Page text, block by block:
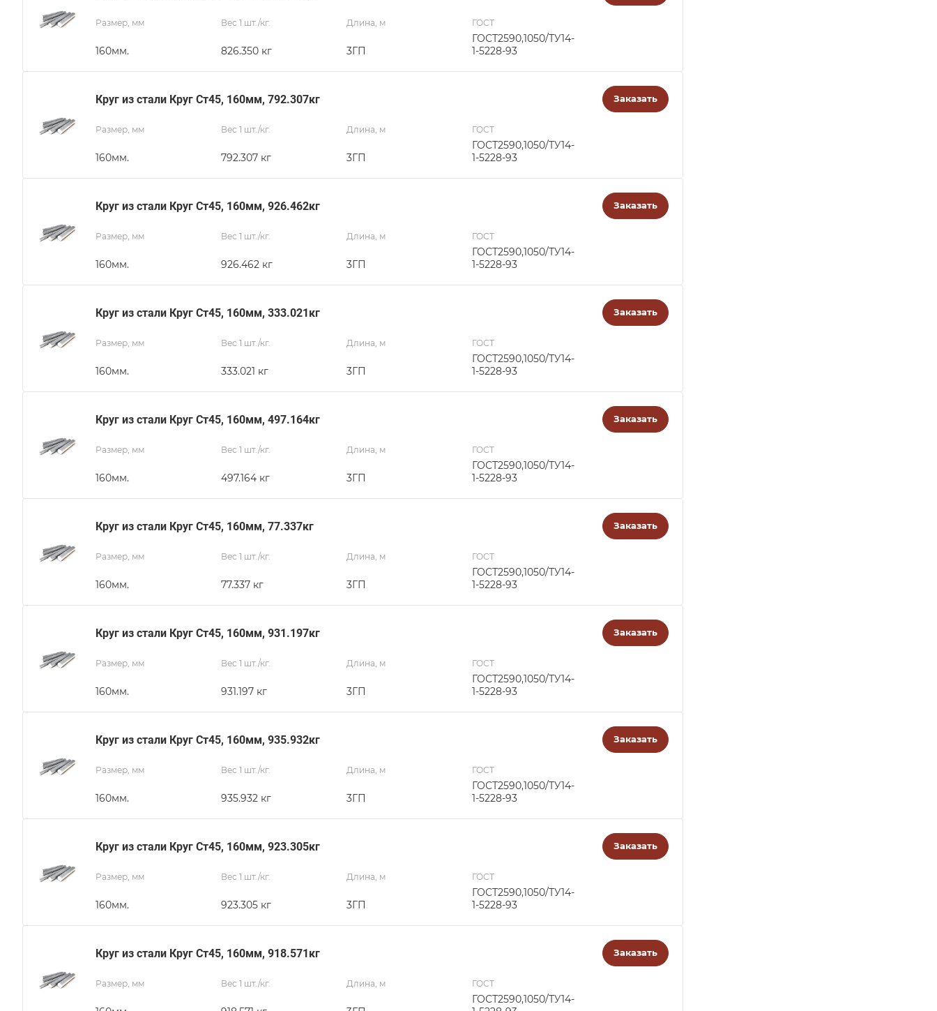
Размер, мм
160мм.
Вес 1 шт./кг.
826.350 кг
Длина, м
3ГП
ГОСТ
ГОСТ2590,1050/ТУ14-
1-5228-93
Круг из стали Круг Ст45, 160мм, 792.307кг Заказать
Размер, мм
160мм.
Вес 1 шт./кг.
792.307 кг
Длина, м
3ГП
ГОСТ
ГОСТ2590,1050/ТУ14-
1-5228-93
Круг из стали Круг Ст45, 160мм, 926.462кг Заказать
Размер, мм
160мм.
Вес 1 шт./кг.
926.462 кг
Длина, м
3ГП
ГОСТ
ГОСТ2590,1050/ТУ14-
1-5228-93
Круг из стали Круг Ст45, 160мм, 333.021кг Заказать
Размер, мм
160мм.
Вес 1 шт./кг.
333.021 кг
Длина, м
3ГП
ГОСТ
ГОСТ2590,1050/ТУ14-
1-5228-93
Круг из стали Круг Ст45, 160мм, 497.164кг Заказать
Размер, мм
160мм.
Вес 1 шт./кг.
497.164 кг
Длина, м
3ГП
ГОСТ
ГОСТ2590,1050/ТУ14-
1-5228-93
Круг из стали Круг Ст45, 160мм, 77.337кг Заказать
Размер, мм
160мм.
Вес 1 шт./кг.
77.337 кг
Длина, м
3ГП
ГОСТ
ГОСТ2590,1050/ТУ14-
1-5228-93
Круг из стали Круг Ст45, 160мм, 931.197кг Заказать
Размер, мм
160мм.
Вес 1 шт./кг.
931.197 кг
Длина, м
3ГП
ГОСТ
ГОСТ2590,1050/ТУ14-
1-5228-93
Круг из стали Круг Ст45, 160мм, 935.932кг Заказать
Размер, мм
160мм.
Вес 1 шт./кг.
935.932 кг
Длина, м
3ГП
ГОСТ
ГОСТ2590,1050/ТУ14-
1-5228-93
Круг из стали Круг Ст45, 160мм, 923.305кг Заказать
Размер, мм
160мм.
Вес 1 шт./кг.
923.305 кг
Длина, м
3ГП
ГОСТ
ГОСТ2590,1050/ТУ14-
1-5228-93
Круг из стали Круг Ст45, 160мм, 918.571кг Заказать
Размер, мм Вес 1 шт./кг. Длина, м ГОСТ
ГОСТ2590,1050/ТУ14-